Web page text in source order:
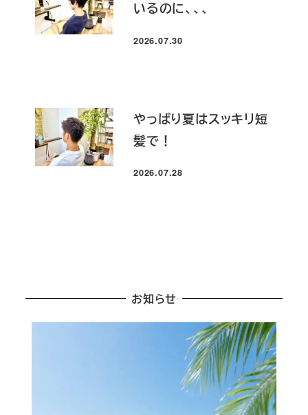
いるのに、、、
投稿日
2026.07.30
やっぱり夏はスッキリ短
髪で！
投稿日
2026.07.28
お知らせ